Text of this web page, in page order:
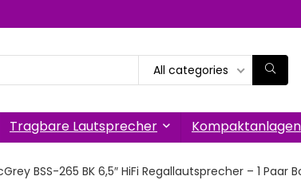
All categories
Tragbare Lautsprecher Kompaktanlagen
BSS-265 BK 6,5″ HiFi Regallautsprecher – 1